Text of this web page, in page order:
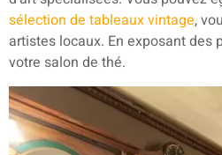
sélection de tableaux vintage,
artistes locaux. En exposant
votre salon de thé.